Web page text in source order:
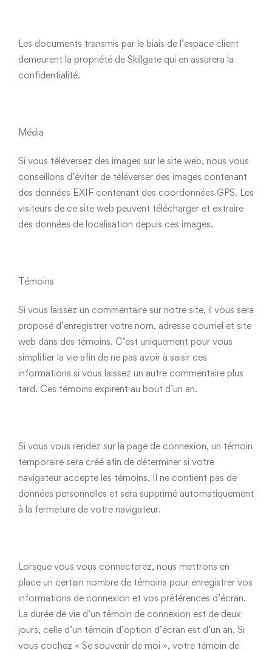
Les documents transmis par le biais de l’espace client
demeurent la propriété de Skillgate qui en assurera la
confidentialité.
Média
Si vous téléversez des images sur le site web, nous vous
conseillons d’éviter de téléverser des images contenant
des données EXIF contenant des coordonnées GPS. Les
visiteurs de ce site web peuvent télécharger et extraire
des données de localisation depuis ces images.
Témoins
Si vous laissez un commentaire sur notre site, il vous sera
proposé d’enregistrer votre nom, adresse courriel et site
web dans des témoins. C’est uniquement pour vous
simplifier la vie afin de ne pas avoir à saisir ces
informations si vous laissez un autre commentaire plus
tard. Ces témoins expirent au bout d’un an.
Si vous vous rendez sur la page de connexion, un témoin
temporaire sera créé afin de déterminer si votre
navigateur accepte les témoins. Il ne contient pas de
données personnelles et sera supprimé automatiquement
à la fermeture de votre navigateur.
Lorsque vous vous connecterez, nous mettrons en
place un certain nombre de témoins pour enregistrer vos
informations de connexion et vos préférences d’écran.
La durée de vie d’un témoin de connexion est de deux
jours, celle d’un témoin d’option d’écran est d’un an. Si
vous cochez « Se souvenir de moi », votre témoin de